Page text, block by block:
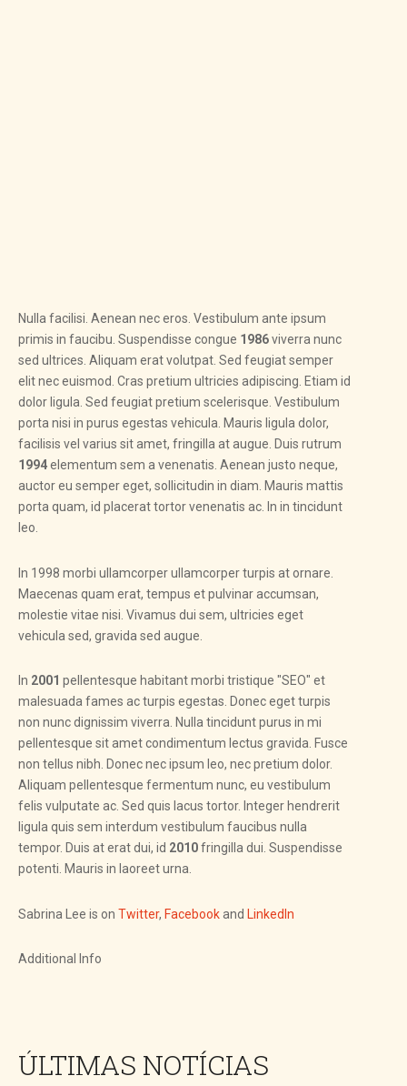
Nulla facilisi. Aenean nec eros. Vestibulum ante ipsum
primis in faucibu. Suspendisse congue 1986viverra nunc
sed ultrices. Aliquam erat volutpat. Sed feugiat semper
elit nec euismod. Cras pretium ultricies adipiscing. Etiam id
dolor ligula. Sed feugiat pretium scelerisque. Vestibulum
porta nisi in purus egestas vehicula. Mauris ligula dolor,
facilisis vel varius sit amet, fringilla at augue. Duis rutrum
1994elementum sem a venenatis. Aenean justo neque,
auctor eu semper eget, sollicitudin in diam. Mauris mattis
porta quam, id placerat tortor venenatis ac. In in tincidunt
leo.
In 1998 morbi ullamcorper ullamcorper turpis at ornare.
Maecenas quam erat, tempus et pulvinar accumsan,
molestie vitae nisi. Vivamus dui sem, ultricies eget
vehicula sed, gravida sed augue.
In 2001 pellentesque habitant morbi tristique "SEO" et
malesuada fames ac turpis egestas. Donec eget turpis
non nunc dignissim viverra. Nulla tincidunt purus in mi
pellentesque sit amet condimentum lectus gravida. Fusce
non tellus nibh. Donec nec ipsum leo, nec pretium dolor.
Aliquam pellentesque fermentum nunc, eu vestibulum
felis vulputate ac. Sed quis lacus tortor. Integer hendrerit
ligula quis sem interdum vestibulum faucibus nulla
tempor. Duis at erat dui, id 2010fringilla dui. Suspendisse
potenti. Mauris in laoreet urna.
Sabrina Lee is on Twitter, Facebookand LinkedIn
Additional Info
ÚLTIMAS NOTÍCIAS